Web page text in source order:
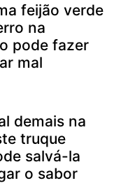
feijão verde
na
pode fazer
mal
demais na
truque
salvá-la
o sabor